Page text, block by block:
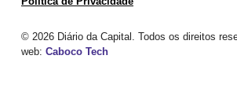
© 2026 Diário da Capital. Todos os direitos
web: Caboco Tech